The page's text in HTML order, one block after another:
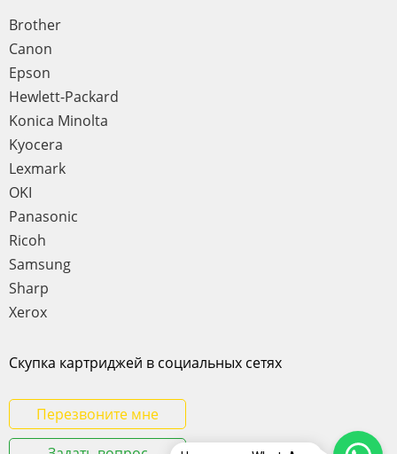
Brother
Canon
Epson
Hewlett-Packard
Konica Minolta
Kyocera
Lexmark
OKI
Panasonic
Ricoh
Samsung
Sharp
Xerox
Скупка картриджей в социальных сетях
Перезвоните мне